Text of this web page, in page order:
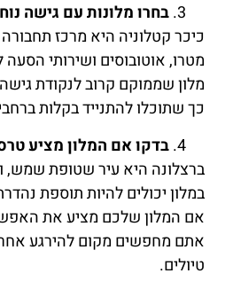
בחרו מלונות עם גישה
כיכר קטלוניה היא מרכז
מטרו, אוטובוסים ושירותי
מלון שממוקם קרוב לנקודת
כך שתוכלו להתנייד בקלות
בדקו אם המלון מציע
ברצלונה היא עיר שטופת שמש,
במלון יכולים להיות תוספת
אם המלון שלכם מציע את
אתם מחפשים מקום להירגע
טיולים.